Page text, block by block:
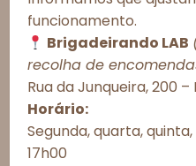
Para proporcionar as melhores
como cookies para armazenar e/
processar dados como
neste site. A não autorização ou
O pedido exige
ser levantado em nossa
solicitada entrega a
Lisboa, Oeiras, Cascais,
Sintra, Mafra, Almada e
funcionamento.
Brigadeirando LAB
recolha de
Rua da Junqueira, 200
Horário:
Segunda, quarta,
17h00